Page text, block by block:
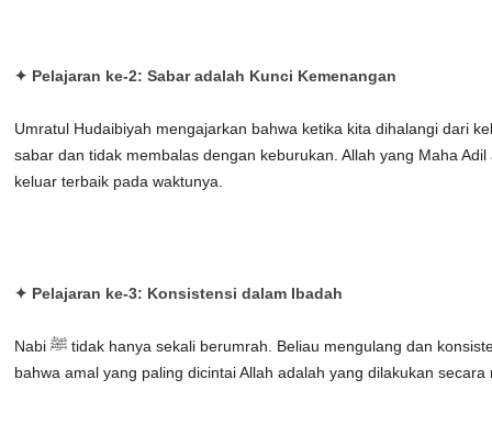
✦ Pelajaran ke-2: Sabar adalah Kunci Kemenangan
Umratul Hudaibiyah mengajarkan bahwa ketika kita dihalangi dari
sabar dan tidak membalas dengan keburukan. Allah yang Maha
keluar terbaik pada waktunya.
✦ Pelajaran ke-3: Konsistensi dalam Ibadah
Nabi ﷺ tidak hanya sekali berumrah. Beliau mengulang dan konsisten. Ini mengajarkan kita
bahwa amal yang paling dicintai Allah adalah yang dilakukan